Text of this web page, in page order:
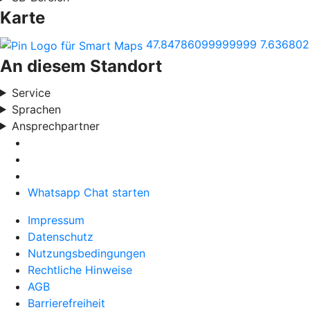
Karte
47.84786099999999
An diesem Standort
Service
Sprachen
Ansprechpartner
Whatsapp Chat starten
Impressum
Datenschutz
Nutzungsbedingungen
Rechtliche Hinweise
AGB
Barrierefreiheit